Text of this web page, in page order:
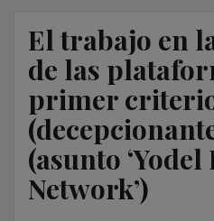
El trabajo en
de las
primer
(asunto
Network’)